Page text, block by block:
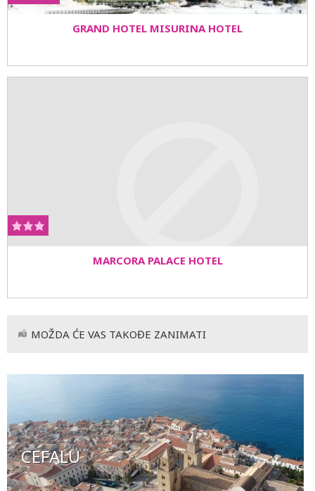
GRAND HOTEL MISURINA HOTEL
MARCORA PALACE HOTEL
MOŽDA ĆE VAS TAKOĐE ZANIMATI
CEFALU